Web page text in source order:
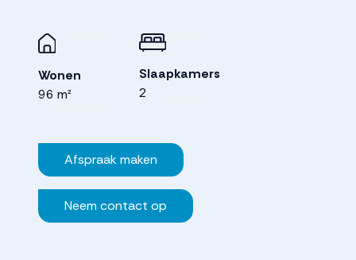
Wonen
96 m²
Slaapkamers
2
Afspraak maken
Neem contact op